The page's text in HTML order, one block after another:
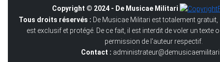
Copyright © 2024 - De Musicae Militari
Tous droits réservés : De Musicae Militari est totalement
est exclusif et protégé. De ce fait, il est interdit de voler un texte
permission de l'auteur respectif.
Contact :